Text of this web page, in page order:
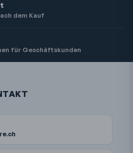
dem Kauf
für Geschäftskunden